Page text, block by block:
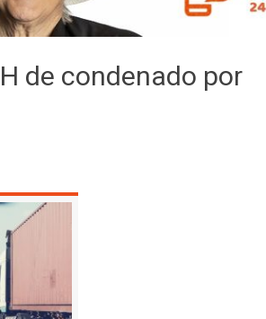
de condenado por